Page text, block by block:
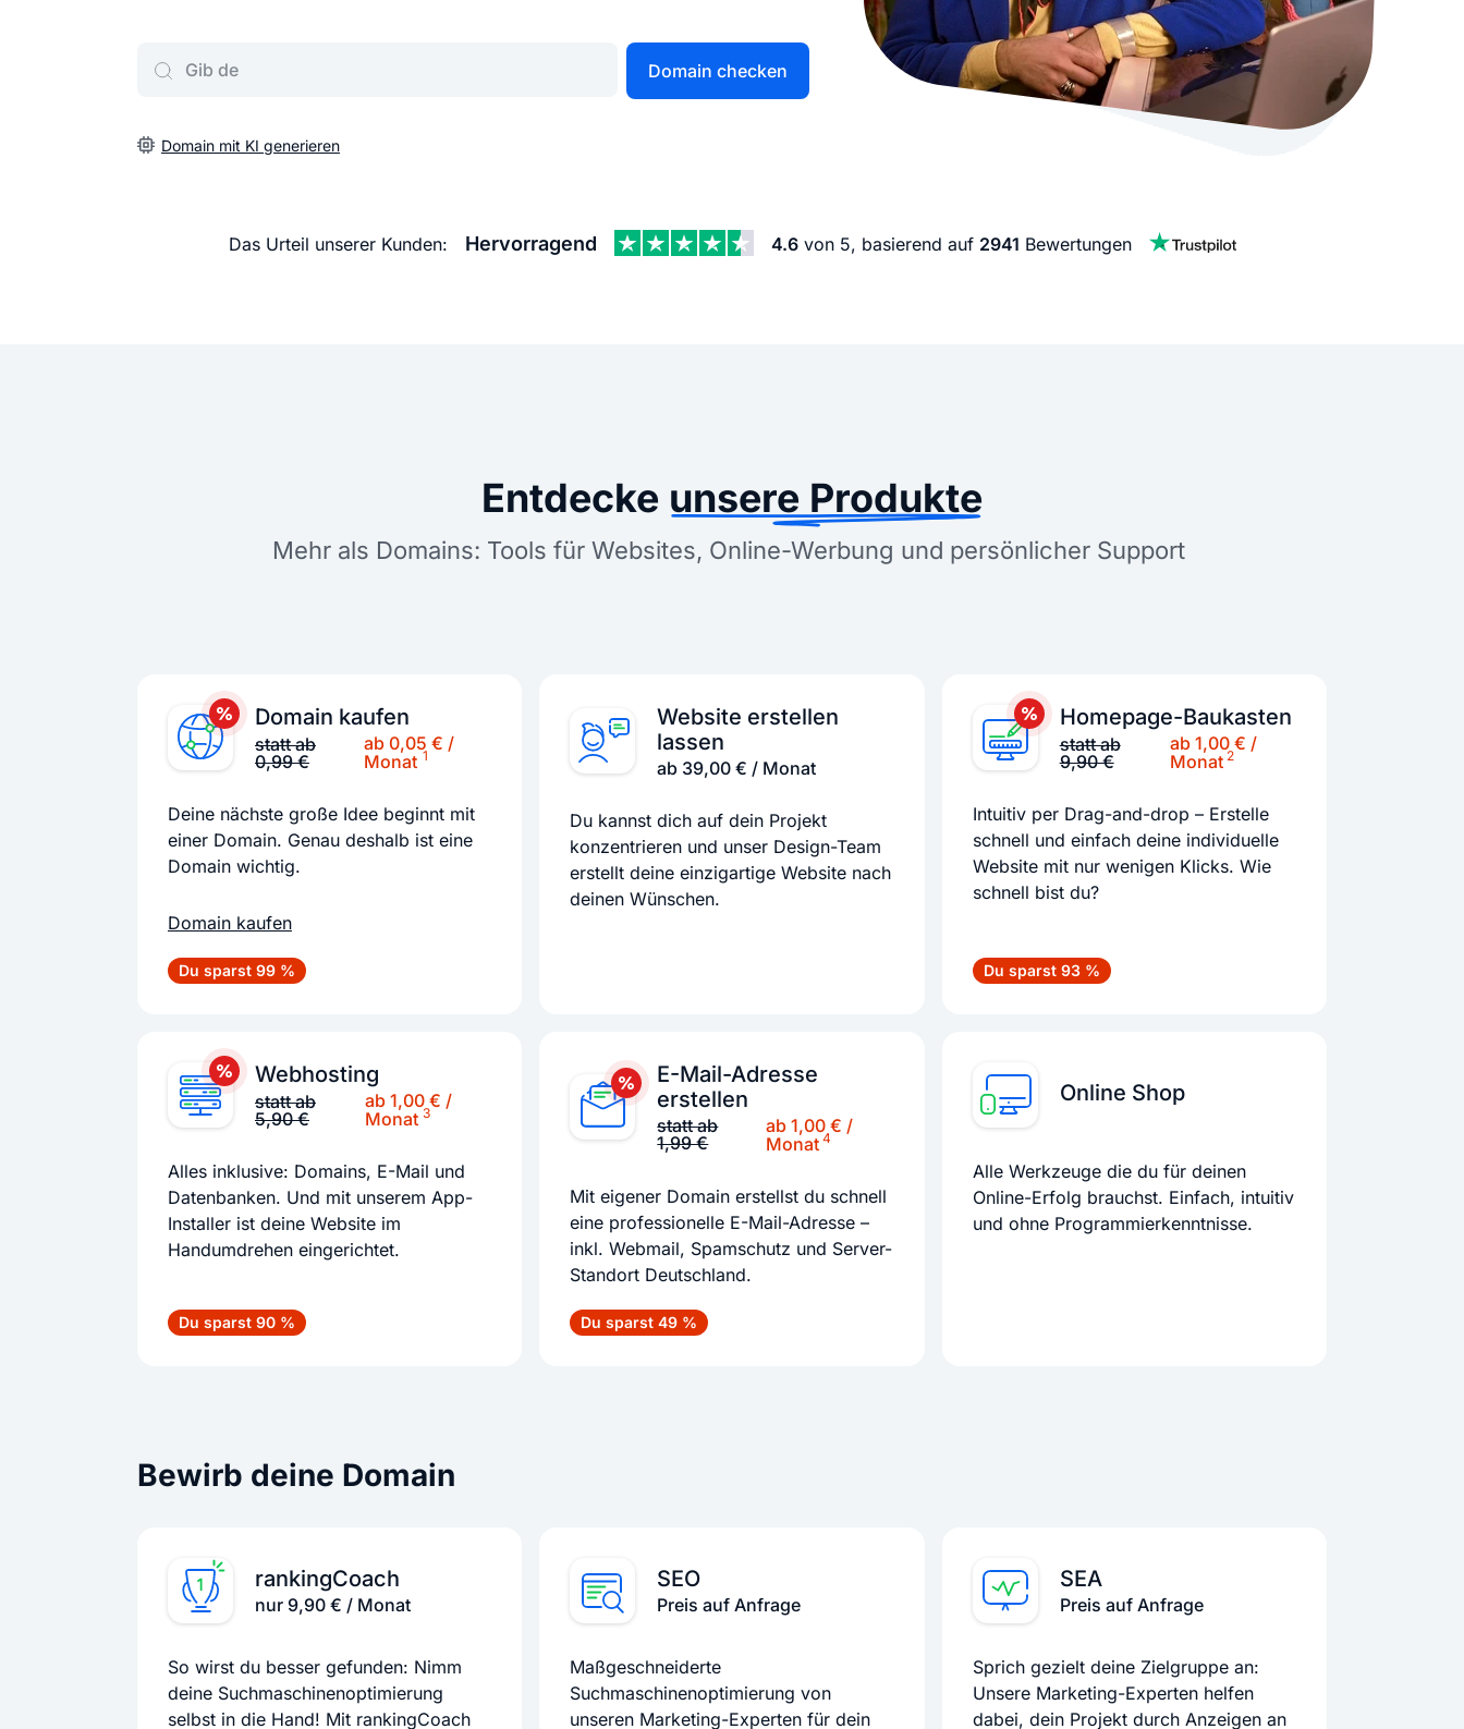
Erstelle schnell gute Domains
Website erstellen lassen Sehr beliebt
Unser Website-Service erstellt Ihre Website
Social Media Marketing
Mehr Kunden über Instagram &
Online Complete
Domain checken
Domain mit KI generieren
Das Urteil unserer Kunden: Hervorragend 4.6von 5, basierend auf 2941 Bewertungen
Entdecke unsere Produkte
Mehr als Domains: Tools für Websites, Online-Werbung und persönlicher Support
Domain kaufen
statt ab
0,99 €
ab 0,05 € /
Monat 1
Deine nächste große Idee beginnt mit
einer Domain. Genau deshalb ist eine
Domain wichtig.
Domain kaufen
Du sparst 99 %
Website erstellen
lassen
ab 39,00 € / Monat
Du kannst dich auf dein Projekt
konzentrieren und unser Design-Team
erstellt deine einzigartige Website nach
deinen Wünschen.
Homepage-Baukasten
statt ab
9,90 €
ab 1,00 € /
Monat 2
Intuitiv per Drag-and-drop – Erstelle
schnell und einfach deine individuelle
Website mit nur wenigen Klicks. Wie
schnell bist du?
Du sparst 93 %
Webhosting
statt ab
5,90 €
ab 1,00 € /
Monat3
Alles inklusive: Domains, E-Mail und
Datenbanken. Und mit unserem App-
Installer ist deine Website im
Handumdrehen eingerichtet.
Du sparst 90 %
E-Mail-Adresse
erstellen
statt ab
1,99 €
ab 1,00 € /
Monat4
Mit eigener Domain erstellst du schnell
eine professionelle E-Mail-Adresse –
inkl. Webmail, Spamschutz und Server-
Standort Deutschland.
Du sparst 49 %
Online Shop
Alle Werkzeuge die du für deinen
Online-Erfolg brauchst. Einfach, intuitiv
und ohne Programmierkenntnisse.
Bewirb deine Domain
rankingCoach
nur 9,90 € / Monat
So wirst du besser gefunden: Nimm
deine Suchmaschinenoptimierung
selbst in die Hand! Mit rankingCoach
SEO
Preis auf Anfrage
Maßgeschneiderte
Suchmaschinenoptimierung von
unseren Marketing-Experten für dein
SEA
Preis auf Anfrage
Sprich gezielt deine Zielgruppe an:
Unsere Marketing-Experten helfen
dabei, dein Projekt durch Anzeigen an